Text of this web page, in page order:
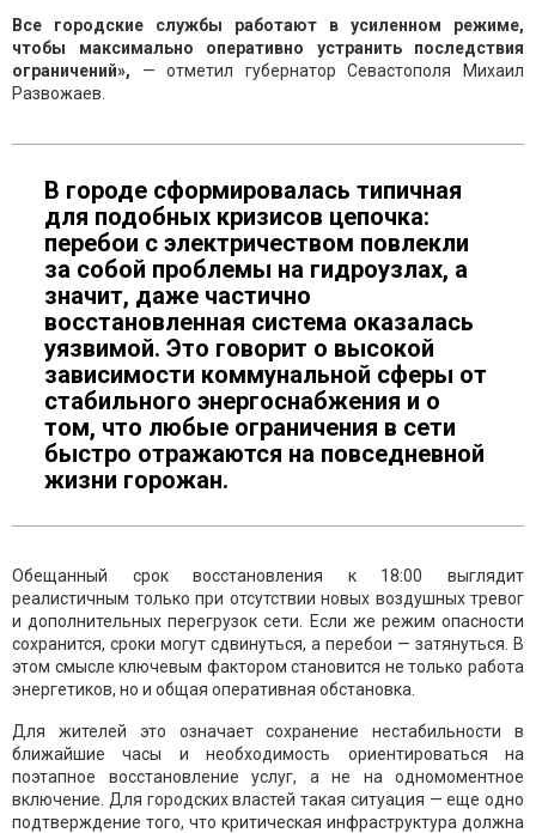
Все городские службы работают в усиленном режиме,
чтобы максимально оперативно устранить последствия
ограничений», — отметил губернатор Севастополя Михаил
Развожаев.
В городе сформировалась типичная
для подобных кризисов цепочка:
перебои с электричеством повлекли
за собой проблемы на гидроузлах, а
значит, даже частично
восстановленная система оказалась
уязвимой. Это говорит о высокой
зависимости коммунальной сферы от
стабильного энергоснабжения и о
том, что любые ограничения в сети
быстро отражаются на повседневной
жизни горожан.
Обещанный срок восстановления к 18:00 выглядит
реалистичным только при отсутствии новых воздушных тревог
и дополнительных перегрузок сети. Если же режим опасности
сохранится, сроки могут сдвинуться, а перебои — затянуться. В
этом смысле ключевым фактором становится не только работа
энергетиков, но и общая оперативная обстановка.
Для жителей это означает сохранение нестабильности в
ближайшие часы и необходимость ориентироваться на
поэтапное восстановление услуг, а не на одномоментное
включение. Для городских властей такая ситуация — еще одно
подтверждение того, что критическая инфраструктура должна